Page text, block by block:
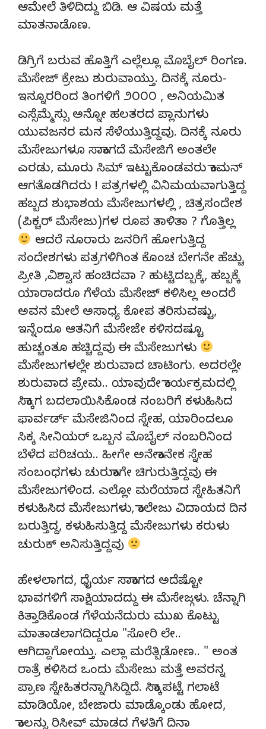
ಆಮೇಲೆ ತಿಳಿದಿದ್ದು ಬಿಡಿ. ಆ ವಿಷಯ ಮತ್ತೆ
ಮಾತನಾಡೊಣ.
ಡಿಗ್ರಿಗೆ ಬರುವ ಹೊತ್ತಿಗೆ ಎಲ್ಲೆಲ್ಲೂ ಮೊಬೈಲ್ ರಿಂಗಣ.
ಮೆಸೇಜ್ ಕ್ರೇಜು ಶುರುವಾಯ್ತು. ದಿನಕ್ಕೆ ನೂರು-
ಇನ್ನೂರರಿಂದ ತಿಂಗಳಿಗೆ ೨೦೦೦ , ಅನಿಯಮಿತ
ಎಸ್ಸೆಮ್ಮೆಸ್ಸು ಅನ್ನೋ ಹಲತರದ ಪ್ಲಾನುಗಳು
ಯುವಜನರ ಮನ ಸೆಳೆಯುತ್ತಿದ್ದವು. ದಿನಕ್ಕೆ ನೂರು
ಮೆಸೇಜುಗಳೂ ಸಾಕಾಗದೆ ಮೆಸೇಜಿಗೆ ಅಂತಲೇ
ಎರಡು, ಮೂರು ಸಿಮ್ ಇಟ್ಟುಕೊಂಡವರು ಕಾಮನ್
ಆಗತೊಡಗಿದರು ! ಪತ್ರಗಳಲ್ಲಿ ವಿನಿಮಯವಾಗುತ್ತಿದ್ದ
ಹಬ್ಬದ ಶುಭಾಶಯ ಮೆಸೇಜುಗಳಲ್ಲಿ , ಚಿತ್ರಸಂದೇಶ
(ಪಿಕ್ಚರ್ ಮೆಸೇಜು)ಗಳ ರೂಪ ತಾಳಿತಾ ? ಗೊತ್ತಿಲ್ಲ
ಆದರೆ ನೂರಾರು ಜನರಿಗೆ ಹೋಗುತ್ತಿದ್ದ
ಸಂದೇಶಗಳು ಪತ್ರಗಳಿಗಿಂತ ಕೊಂಚ ಬೇಗನೇ ಹೆಚ್ಚು
ಪ್ರೀತಿ ,ವಿಶ್ವಾಸ ಹಂಚಿದವಾ ? ಹುಟ್ಟಿದಬ್ಬಕ್ಕೆ, ಹಬ್ಬಕ್ಕೆ
ಯಾರಾದರೂ ಗೆಳೆಯ ಮೆಸೇಜ್ ಕಳಿಸಿಲ್ಲ ಅಂದರೆ
ಅವನ ಮೇಲೆ ಅಸಾಧ್ಯ ಕೋಪ ತರಿಸುವಷ್ಟು,
ಇನ್ನೆಂದೂ ಆತನಿಗೆ ಮೆಸೇಜೇ ಕಳಿಸದಷ್ಟೂ
ಹುಚ್ಚಂತೂ ಹಚ್ಚಿದ್ದವು ಈ ಮೆಸೇಜುಗಳು
ಮೆಸೇಜುಗಳಲ್ಲೇ ಶುರುವಾದ ಚಾಟಿಂಗು. ಅದರಲ್ಲೇ
ಶುರುವಾದ ಪ್ರೇಮ.. ಯಾವುದೇ ಕಾರ್ಯಕ್ರಮದಲ್ಲಿ
ಸಿಕ್ಕಾಗ ಬದಲಾಯಿಸಿಕೊಂಡ ನಂಬರಿಗೆ ಕಳುಹಿಸಿದ
ಫಾರ್ವರ್ಡ್ ಮೆಸೇಜಿನಿಂದ ಸ್ನೇಹ, ಯಾರಿಂದಲೂ
ಸಿಕ್ಕ ಸೀನಿಯರ್ ಒಬ್ಬನ ಮೊಬೈಲ್ ನಂಬರಿನಿಂದ
ಬೆಳೆದ ಪರಿಚಯ.. ಹೀಗೇ ಅನೇಕಾನೇಕ ಸ್ನೇಹ
ಸಂಬಂಧಗಳು ಚುರುಕಾಗೇ ಚಿಗುರುತ್ತಿದ್ದವು ಈ
ಮೆಸೇಜುಗಳಿಂದ. ಎಲ್ಲೋ ಮರೆಯಾದ ಸ್ನೇಹಿತನಿಗೆ
ಕಳುಹಿಸಿದ ಮೆಸೇಜುಗಳು, ಕಾಲೇಜು ವಿದಾಯದ ದಿನ
ಬರುತ್ತಿದ್ದ, ಕಳುಹಿಸುತ್ತಿದ್ದ ಮೆಸೇಜುಗಳು ಕರುಳು
ಚುರುಕ್ ಅನಿಸುತ್ತಿದ್ದವು
ಹೇಳಲಾಗದ, ಧೈರ್ಯ ಸಾಕಾಗದ ಅದೆಷ್ಟೋ
ಭಾವಗಳಿಗೆ ಸಾಕ್ಷಿಯಾದದ್ದು ಈ ಮೆಸೇಜ್ಗಳು. ಚೆನ್ನಾಗಿ
ಕಿತ್ತಾಡಿಕೊಂಡ ಗೆಳೆಯನೆದುರು ಮುಖ ಕೊಟ್ಟು
ಮಾತಾಡಲಾಗದಿದ್ದರೂ "ಸೋರಿ ಲೇ..
ಆಗಿದ್ದಾಗೋಯ್ತು. ಎಲ್ಲಾ ಮರೆತ್ಬಿಡೋಣ.. " ಅಂತ
ರಾತ್ರೆ ಕಳಿಸಿದ ಒಂದು ಮೆಸೇಜು ಮತ್ತೆ ಅವರನ್ನ
ಪ್ರಾಣ ಸ್ನೇಹಿತರನ್ನಾಗಿಸಿದ್ದಿದೆ. ಸಿಕ್ಕಾಪಟ್ಟೆ ಗಲಾಟೆ
ಮಾಡಿಯೋ, ಬೇಜಾರು ಮಾಡ್ಕೊಂಡು ಹೋದ,
ಕಾಲನ್ನು ರಿಸೀವ್ ಮಾಡದ ಗೆಳತಿಗೆ ದಿನಾ